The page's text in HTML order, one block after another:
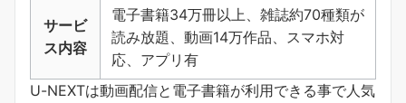
サービ
ス内容
電子書籍34万冊以上、雑誌約70種類が
読み放題、動画14万作品、スマホ対
応、アプリ有
U-NEXTは動画配信と電子書籍が利用できる事で人気